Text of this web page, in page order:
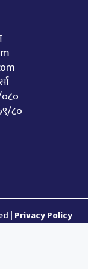
८०
| Privacy Policy